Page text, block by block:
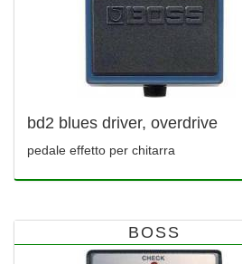
bd2 blues driver, overdrive
pedale effetto per chitarra
BOSS